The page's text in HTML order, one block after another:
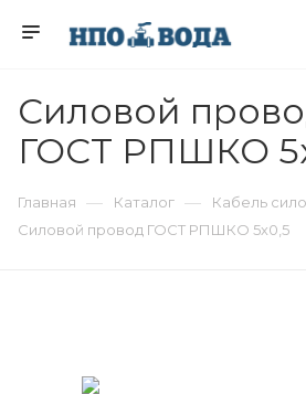
Силовой
ГОСТ РПШКО
Главная — Каталог — Кабель
Силовой провод ГОСТ РПШКО 5х0,5